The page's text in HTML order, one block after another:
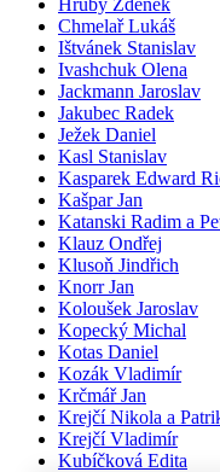
Hrubý Zdeněk
Chmelař Lukáš
Ištvánek Stanislav
Ivashchuk Olena
Jackmann Jaroslav
Jakubec Radek
Ježek Daniel
Kasl Stanislav
Kasparek Edward
Kašpar Jan
Katanski Radim a
Klauz Ondřej
Klusoň Jindřich
Knorr Jan
Koloušek Jaroslav
Kopecký Michal
Kotas Daniel
Kozák Vladimír
Krčmář Jan
Krejčí Nikola a
Krejčí Vladimír
Kubíčková Edita